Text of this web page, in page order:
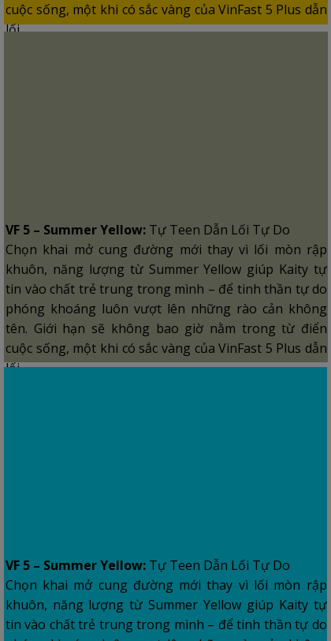
cuộc sống, một khi có sắc vàng của VinFast 5 Plus dẫn
lối.
VF 5 – Summer Yellow: Tự Teen Dẫn Lối Tự Do
Chọn khai mở cung đường mới thay vì lối mòn rập
khuôn, năng lượng từ Summer Yellow giúp Kaity tự
tin vào chất trẻ trung trong mình – để tinh thần tự do
phóng khoáng luôn vượt lên những rào cản không
tên. Giới hạn sẽ không bao giờ nằm trong từ điển
cuộc sống, một khi có sắc vàng của VinFast 5 Plus dẫn
lối.
VF 5 – Summer Yellow:Tự Teen Dẫn Lối Tự Do
Chọn khai mở cung đường mới thay vì lối mòn rập
khuôn, năng lượng từ Summer Yellow giúp Kaity tự
tin vào chất trẻ trung trong mình – để tinh thần tự do